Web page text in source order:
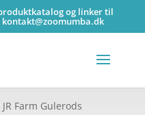
og linker til
kontakt@zoomumba.dk
Farm Gulerods